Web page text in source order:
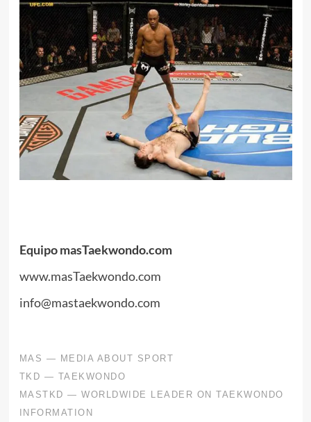
Equipo masTaekwondo.com
www.masTaekwondo.com
info@mastaekwondo.com